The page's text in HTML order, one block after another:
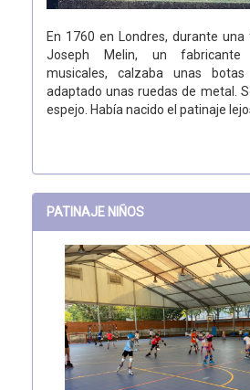
En 1760 en Londres, durante
Joseph Melin, un fabricante
musicales, calzaba unas
adaptado unas ruedas de metal.
espejo. Había nacido el patinaje
PATINAJE NIÑOS